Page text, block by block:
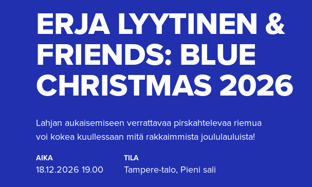
ERJA LYYTINEN &
FRIENDS: BLUE
CHRISTMAS 2026
Lahjan aukaisemiseen verrattavaa pirskahtelevaa riemua
voi kokea kuullessaan mitä rakkaimmista joululauluista!
AIKA
18.12.2026 19.00
TILA
Tampere-talo, Pieni sali